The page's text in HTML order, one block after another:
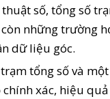
số, tổng số
những trường
dữ liệu góc.
tổng số và
xác, hiệu